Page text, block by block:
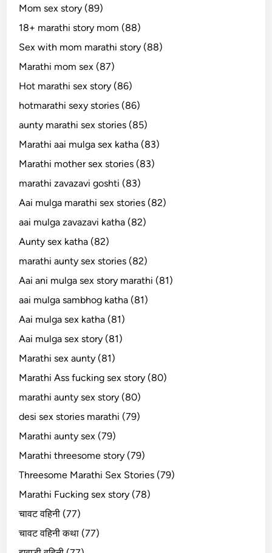
Mom sex story (89)
18+ marathi story mom (88)
Sex with mom marathi story (88)
Marathi mom sex (87)
Hot marathi sex story (86)
hotmarathi sexy stories (86)
aunty marathi sex stories (85)
Marathi aai mulga sex katha (83)
Marathi mother sex stories (83)
marathi zavazavi goshti (83)
Aai mulga marathi sex stories (82)
aai mulga zavazavi katha (82)
Aunty sex katha (82)
marathi aunty sex stories (82)
Aai ani mulga sex story marathi (81)
aai mulga sambhog katha (81)
Aai mulga sex katha (81)
Aai mulga sex story (81)
Marathi sex aunty (81)
Marathi Ass fucking sex story (80)
marathi aunty sex story (80)
desi sex stories marathi (79)
Marathi aunty sex (79)
Marathi threesome story (79)
Threesome Marathi Sex Stories (79)
Marathi Fucking sex story (78)
चावट वहिनी (77)
चावट वहिनी कथा (77)